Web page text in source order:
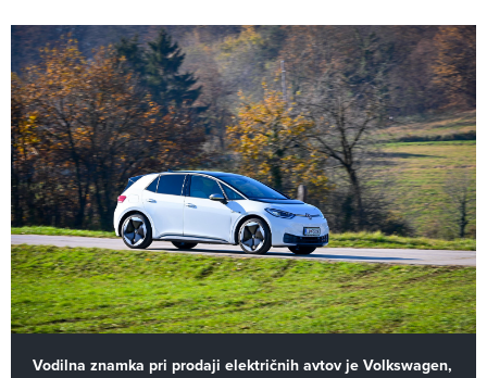
Vodilna znamka pri prodaji električnih avtov je Volkswagen,